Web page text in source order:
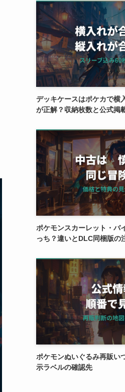
デッキケースはポケカで横
が正解？収納枚数と公式掲
ポケモンスカーレット・バ
っち？違いとDLC同梱版の
ポケモンぬいぐるみ再販い
示ラベルの確認先